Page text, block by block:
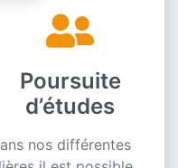
Poursuite
d’études
nos différentes